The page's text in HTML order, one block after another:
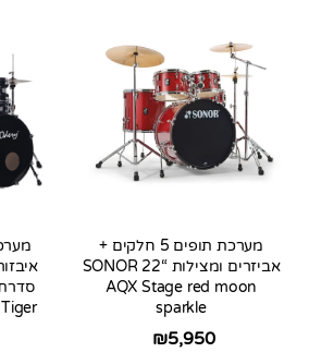
מערכת תופים 5 חלקים +
אביזרים ומצילות “22 SONOR
AQX Stage red moon
sparkle
₪5,950
Tiger מבית Odery-(Brazil)